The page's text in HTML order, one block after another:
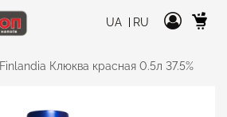
UA RU
Finlandia Клюква красная 0.5л 37.5%